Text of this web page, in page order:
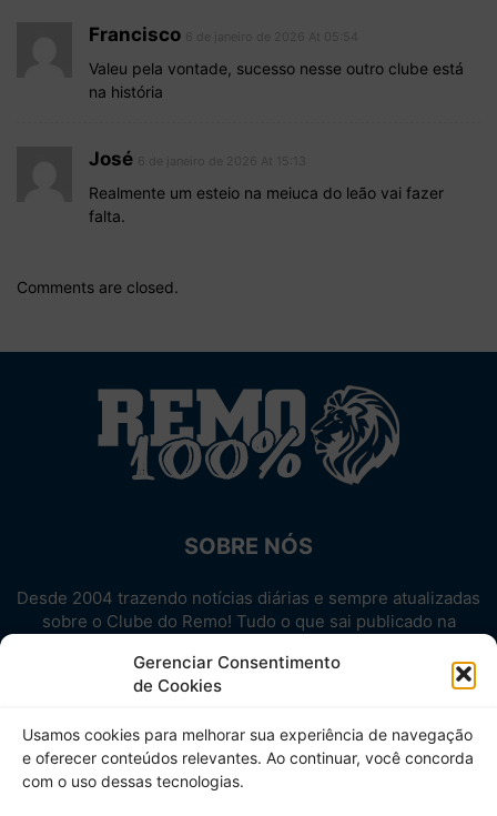
Gerenciar Consentimento
de Cookies
Usamos cookies para melhorar sua experiência de navegação
e oferecer conteúdos relevantes. Ao continuar, você concorda
com o uso dessas tecnologias.
Francisco
Valeu pela vontade, sucesso nesse outro clube está
na história
José
Realmente um esteio na meiuca do leão vai fazer
falta.
Comments are closed.
SOBRE NÓS
Desde 2004 trazendo notícias diárias e sempre atualizadas
sobre o Clube do Remo! Tudo o que sai publicado na
Aproveite! Site não-oficial.
SIGA-NOS